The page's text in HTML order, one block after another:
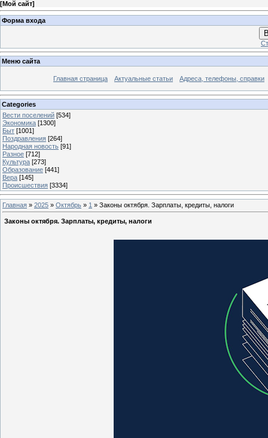
[Мой сайт]
Форма входа
Меню сайта
Главная страница Актуальные статьи Адреса, телефоны, справки
Categories
Вести поселений [534]
Экономика [1300]
Быт [1001]
Поздравления [264]
Народная новость [91]
Разное [712]
Культура [273]
Образование [441]
Вера [145]
Происшествия [3334]
Главная » 2025 » Октябрь » 1 » Законы октября. Зарплаты, кредиты, налоги
Законы октября. Зарплаты, кредиты, налоги